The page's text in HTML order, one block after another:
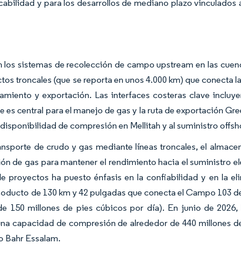
y para los desarrollos de mediano plazo vinculados
sistemas de recolección de campo upstream en las
troncales (que se reporta en unos 4.000 km) que conecta
y exportación. Las interfaces costeras clave
central para el manejo de gas y la ruta de exportación
de compresión en Mellitah y al suministro
de crudo y gas mediante líneas troncales, el
de gas para mantener el rendimiento hacia el suministro
proyectos ha puesto énfasis en la confiabilidad y en la
de 130 km y 42 pulgadas que conecta el Campo 103
150 millones de pies cúbicos por día). En junio de
capacidad de compresión de alrededor de 440 millones
Bahr Essalam.